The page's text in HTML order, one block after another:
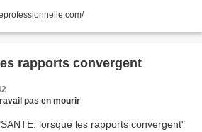
rapports convergent
pas en mourir